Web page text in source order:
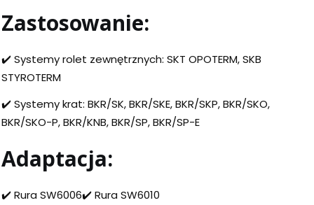
Zastosowanie:
✔️ Systemy rolet zewnętrznych: SKT OPOTERM, SKB
STYROTERM
✔️ Systemy krat: BKR/SK, BKR/SKE, BKR/SKP, BKR/SKO,
BKR/SKO-P, BKR/KNB, BKR/SP, BKR/SP-E
Adaptacja:
✔️ Rura SW6006✔️ Rura SW6010